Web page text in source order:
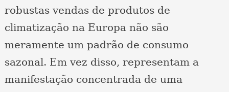
robustas vendas de produtos de
climatização na Europa não são
meramente um padrão de consumo
sazonal. Em vez disso, representam a
manifestação concentrada de uma